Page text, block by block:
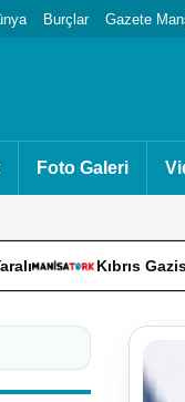
Burçlar Gazete
Foto Galeri
Kıbrıs Gazisi Ahmet